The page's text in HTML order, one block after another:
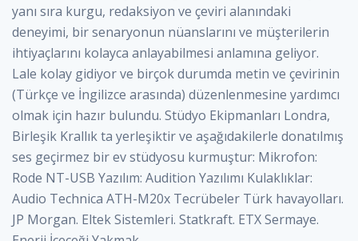
yanı sıra kurgu, redaksiyon ve çeviri alanındaki
deneyimi, bir senaryonun nüanslarını ve müşterilerin
ihtiyaçlarını kolayca anlayabilmesi anlamına geliyor.
Lale kolay gidiyor ve birçok durumda metin ve çevirinin
(Türkçe ve İngilizce arasında) düzenlenmesine yardımcı
olmak için hazır bulundu. Stüdyo Ekipmanları Londra,
Birleşik Krallık ta yerleşiktir ve aşağıdakilerle donatılmış
ses geçirmez bir ev stüdyosu kurmuştur: Mikrofon:
Rode NT-USB Yazılım: Audition Yazılımı Kulaklıklar:
Audio Technica ATH-M20x Tecrübeler Türk havayolları.
JP Morgan. Eltek Sistemleri. Statkraft. ETX Sermaye.